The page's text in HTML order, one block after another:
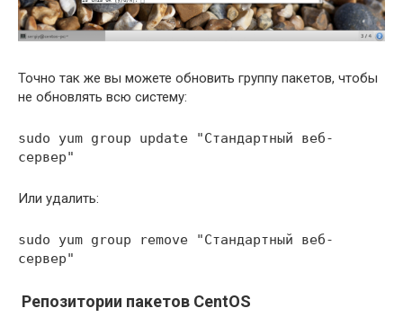
Точно так же вы можете обновить группу пакетов, чтобы
не обновлять всю систему:
sudo yum group update "Стандартный веб-
сервер"
Или удалить:
sudo yum group remove "Стандартный веб-
сервер"
Репозитории пакетов CentOS